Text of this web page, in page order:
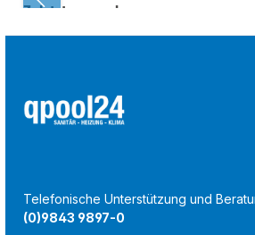
Zuletzt angesehen:
Telefonische Unterstützung und
(0)9843 9897-0